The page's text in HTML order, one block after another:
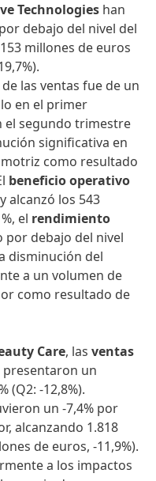
Technologies han
debajo del nivel del
millones de euros
las ventas fue de un
en el primer
el segundo trimestre
significativa en
como resultado
beneficio operativo
alcanzó los 543
el rendimiento
por debajo del nivel
disminución del
a un volumen de
como resultado de
Care, las ventas
presentaron un
(Q2: -12,8%).
un -7,4% por
alcanzando 1.818
de euros, -11,9%).
a los impactos